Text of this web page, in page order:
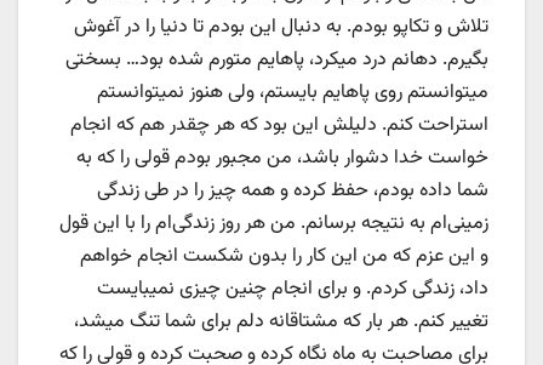
تلاش و تکاپو بودم. به دنبال این بودم تا دنیا را در آغوش
بگیرم. دهانم درد میکرد، پاهایم متورم شده بود… بسختی
میتوانستم روی پاهایم بایستم، ولی هنوز نمیتوانستم
استراحت کنم. دلیلش این بود که هر چقدر هم که انجام
خواست خدا دشوار باشد، من مجبور بودم قولی را که به
شما داده بودم، حفظ کرده و همه چیز را در طی زندگی
زمینی‌ام به نتیجه برسانم. من هر روز زندگی‌ام را با این قول
و این عزم که من این کار را بدون شکست انجام خواهم
داد، زندگی کردم. و برای انجام چنین چیزی نمیبایست
تغییر کنم. هر بار که مشتاقانه دلم برای شما تنگ میشد،
برای مصاحبت به ماه نگاه ‌کرده و صحبت کرده و قولی را که